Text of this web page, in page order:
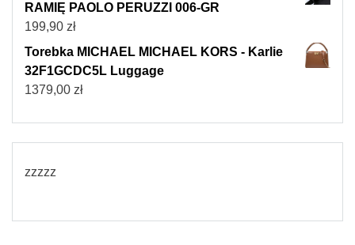
RAMIĘ PAOLO PERUZZI 006-GR
199,90 zł
Torebka MICHAEL MICHAEL KORS - Karlie
32F1GCDC5L Luggage
1379,00 zł
zzzzz